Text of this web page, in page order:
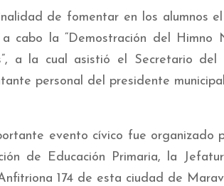
de fomentar en los alumnos
cabo la “Demostración del Himno
a la cual asistió el Secretario
personal del presidente
evento cívico fue organizado
de Educación Primaria, la
174 de esta ciudad de